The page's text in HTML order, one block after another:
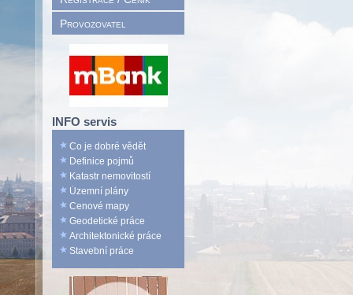
Provozovatel
INFO servis
Co je dobré vědět
Definice pojmů
Katastr nemovitostí
Územní plány
Cenové mapy
Geodetické práce
Architektonické práce
Stavební práce